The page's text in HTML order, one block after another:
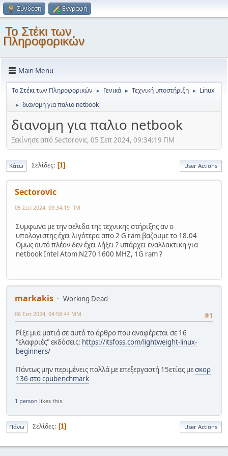
Σύνδεση Εγγραφή
Το Στέκι των
Πληροφορικών
Main Menu
Το Στέκι των Πληροφορικών ► Γενικά ► Τεχνική υποστήριξη ► Linux
► διανομη για παλιο netbook
διανομη για παλιο netbook
Ξεκίνησε από Sectorovic, 05 Σεπ 2024, 09:34:19 ΠΜ
Κάτω Σελίδες 1 User Actions
Sectorovic
05 Σεπ 2024, 09:34:19 ΠΜ
Συμφωνα με την σελιδα της τεχνικης στήριξης αν ο
υπολογιστης έχει λιγότερα απο 2 G ram βαζουμε το 18.04
Ομως αυτό πλέον δεν έχει λήξει ? υπάρχει εναλλακτικη για
netbook Intel Atom N270 1600 MHZ, 1G ram ?
markakis
Working Dead
#1
06 Σεπ 2024, 04:58:44 ΜΜ
Ρίξε μια ματιά σε αυτό το άρθρο που αναφέρεται σε 16
"ελαφριές" εκδόσεις: https://itsfoss.com/lightweight-linux-
beginners/
Πάντως μην περιμένεις πολλά με επεξεργαστή 15ετίας μεσκορ
136 στο cpubenchmark
1 person likes this.
Πάνω Σελίδες 1 User Actions